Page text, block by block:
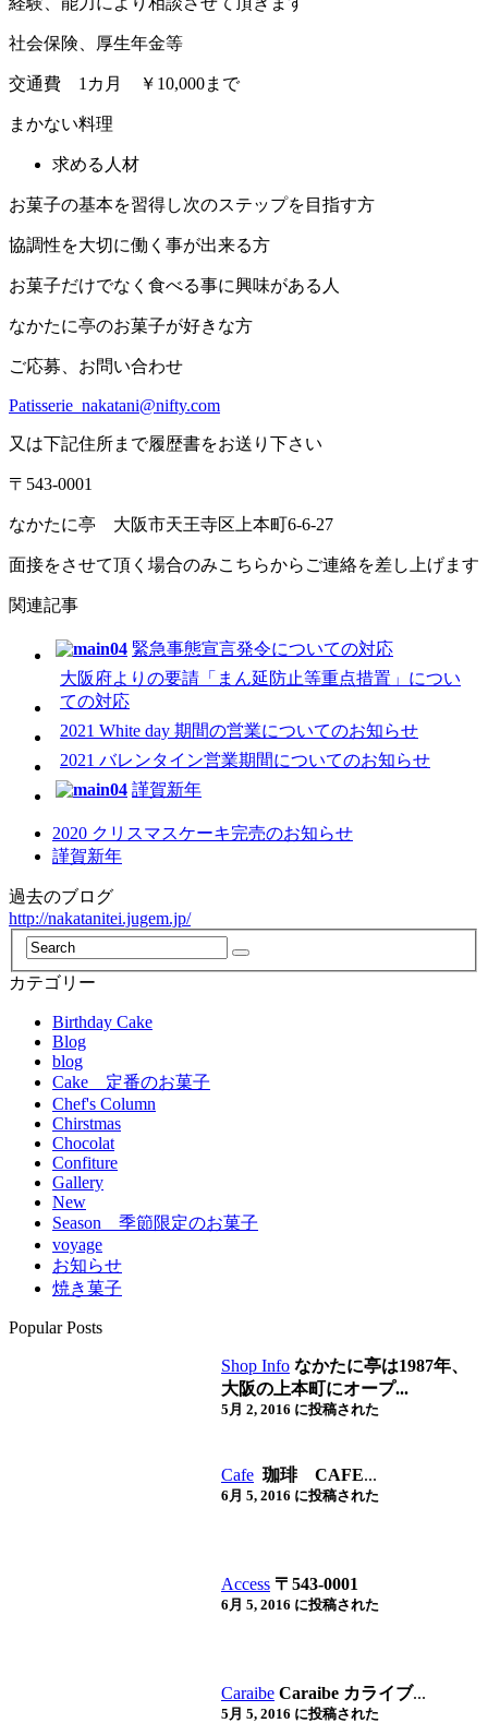
社会保険、厚生年金等
交通費 1カ月 ￥10,000まで
まかない料理
求める人材
お菓子の基本を習得し次のステップを目指す方
協調性を大切に働く事が出来る方
お菓子だけでなく食べる事に興味がある人
なかたに亭のお菓子が好きな方
ご応募、お問い合わせ
Patisserie_nakatani@nifty.com
又は下記住所まで履歴書をお送り下さい
〒543-0001
なかたに亭 大阪市天王寺区上本町6-6-27
面接をさせて頂く場合のみこちらからご連絡を差し上げます
関連記事
緊急事態宣言発令についての対応
大阪府よりの要請「まん延防止等重点措置」につい
ての対応
2021 White day 期間の営業についてのお知らせ
2021 バレンタイン営業期間についてのお知らせ
謹賀新年
2020 クリスマスケーキ完売のお知らせ
謹賀新年
過去のブログ
http://nakatanitei.jugem.jp/
カテゴリー
Birthday Cake
Blog
blog
Cake 定番のお菓子
Chef's Column
Chirstmas
Chocolat
Confiture
Gallery
New
Season 季節限定のお菓子
voyage
お知らせ
焼き菓子
Popular Posts
Shop Info なかたに亭は1987年、
大阪の上本町にオープ...
5月 2, 2016 に投稿された
Cafe 珈琲 CAFE...
6月 5, 2016 に投稿された
Access 〒543-0001
6月 5, 2016 に投稿された
Caraibe Caraibe カライブ...
5月 5, 2016 に投稿された